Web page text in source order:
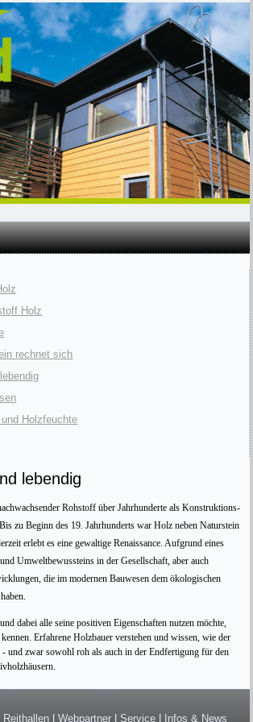
Holz
rechnet sich
Holzfeuchte
lebendig
Rohstoff über Jahrhunderte als Konstruktions-
zu Beginn des 19. Jahrhunderts war Holz neben Naturstein
erlebt es eine gewaltige Renaissance. Aufgrund eines
Umweltbewussteins in der Gesellschaft, aber auch
die im modernen Bauwesen dem ökologischen
dabei alle seine positiven Eigenschaften nutzen möchte,
Erfahrene Holzbauer verstehen und wissen, wie der
und zwar sowohl roh als auch in der Endfertigung für den
Reithallen| Webpartner| Service| Infos & News